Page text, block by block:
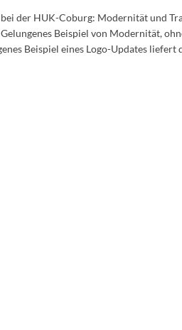
bei der HUK-Coburg: Modernität und
Beispiel von Modernität,
Beispiel eines Logo-Updates liefert